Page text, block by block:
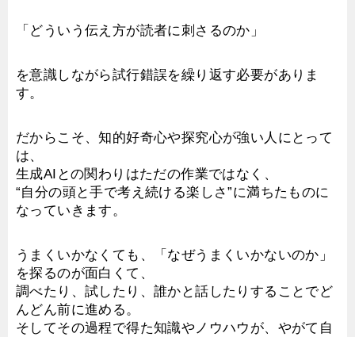
「どういう伝え方が読者に刺さるのか」
を意識しながら試行錯誤を繰り返す必要がありま
す。
だからこそ、知的好奇心や探究心が強い人にとって
は、
生成AIとの関わりはただの作業ではなく、
“自分の頭と手で考え続ける楽しさ”に満ちたものに
なっていきます。
うまくいかなくても、「なぜうまくいかないのか」
を探るのが面白くて、
調べたり、試したり、誰かと話したりすることでど
んどん前に進める。
そしてその過程で得た知識やノウハウが、やがて自